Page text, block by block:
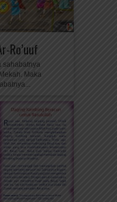
Ro’uuf
sahabatnya
Maka